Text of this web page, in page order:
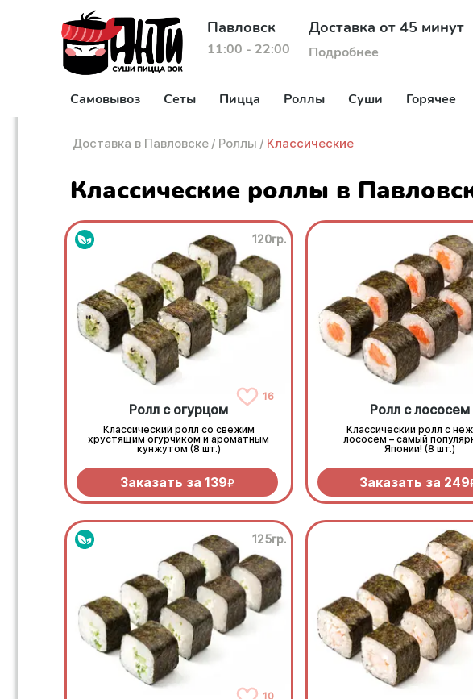
Павловск
11:00 - 22:00
Доставка от 45 минут
Подробнее
Самовывоз Сеты Пицца Роллы Суши Горячее
Доставка в Павловске / Роллы / Классические
Классические роллы в
120гр.
16
Ролл с огурцом
Классический ролл со свежим
хрустящим огурчиком и ароматным
кунжутом (8 шт.)
Заказать за 139R
Ролл с лососем
Классический ролл с
лососем – самый
Японии! (8 шт.)
Заказать за 249
125гр.
10